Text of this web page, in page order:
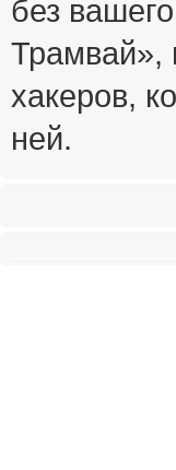
без
Трамвай»,
хакеров,
ней.